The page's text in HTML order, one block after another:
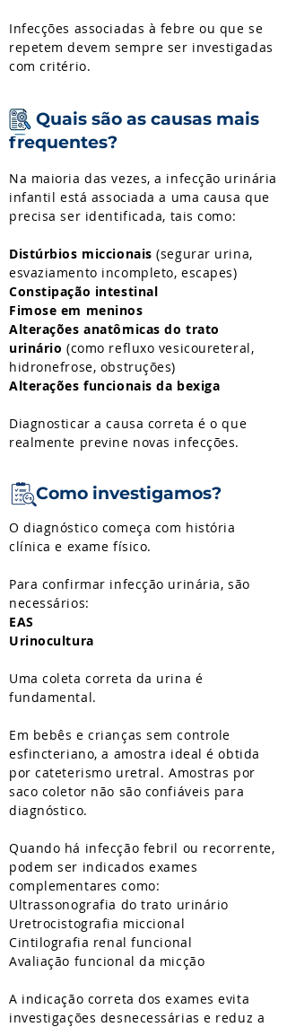
Infecções associadas à febre ou que se
repetem devem sempre ser investigadas
com critério.
Quais são as causas mais
frequentes?
Na maioria das vezes, a infecção urinária
infantil está associada a uma causa que
precisa ser identificada, tais como:
Distúrbios miccionais (segurar urina,
esvaziamento incompleto, escapes)
Constipação intestinal
Fimose em meninos
Alterações anatômicas do trato
urinário (como refluxo vesicoureteral,
hidronefrose, obstruções)
Alterações funcionais da bexiga
Diagnosticar a causa correta é o que
realmente previne novas infecções.
Como investigamos?
O diagnóstico começa com história
clínica e exame físico.
Para confirmar infecção urinária, são
necessários:
EAS
Urinocultura
Uma coleta correta da urina é
fundamental.
Em bebês e crianças sem controle
esfincteriano, a amostra ideal é obtida
por cateterismo uretral. Amostras por
saco coletor não são confiáveis para
diagnóstico.
Quando há infecção febril ou recorrente,
podem ser indicados exames
complementares como:
Ultrassonografia do trato urinário
Uretrocistografia miccional
Cintilografia renal funcional
Avaliação funcional da micção
A indicação correta dos exames evita
investigações desnecessárias e reduz a